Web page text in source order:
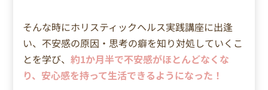
そんな時にホリスティックヘルス実践講座に出逢
い、不安感の原因・思考の癖を知り対処していくこ
とを学び、約1か月半で不安感がほとんどなくな
り、安心感を持って生活できるようになった！